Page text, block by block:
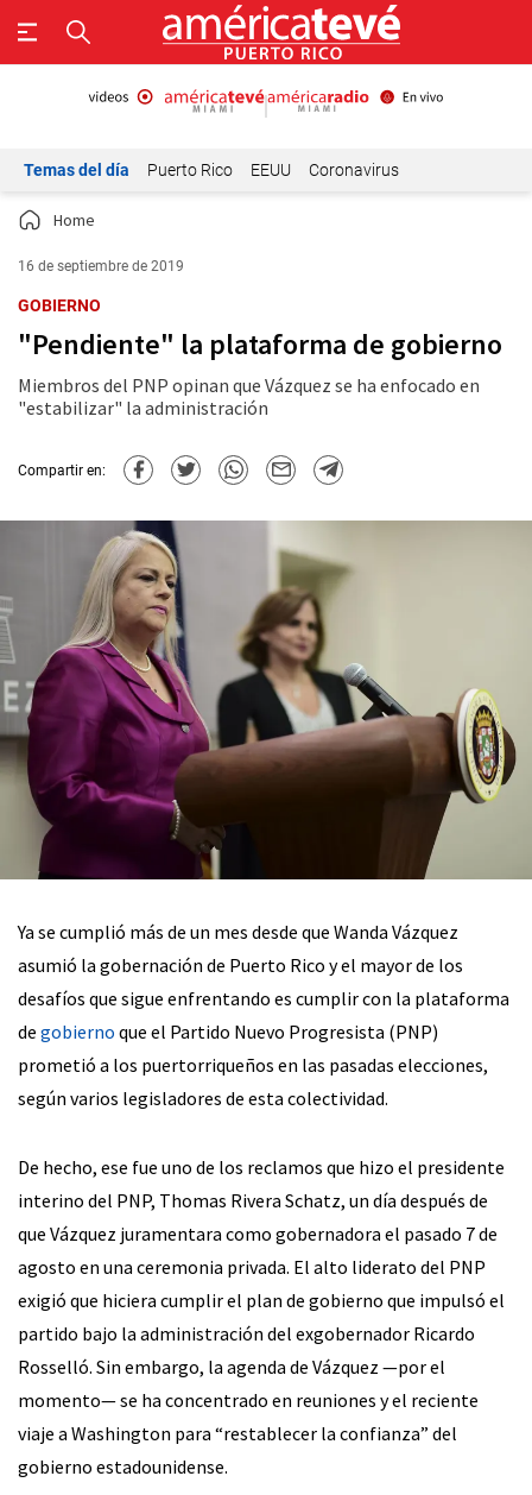
Temas del día Puerto Rico EEUU Coronavirus
Home
16 de septiembre de 2019
GOBIERNO
"Pendiente" la plataforma de gobierno
Miembros del PNP opinan que Vázquez se ha enfocado en
"estabilizar" la administración
Compartir en:
Ya se cumplió más de un mes desde que Wanda Vázquez
asumió la gobernación de Puerto Rico y el mayor de los
desafíos que sigue enfrentando es cumplir con la plataforma
de gobierno que el Partido Nuevo Progresista (PNP)
prometió a los puertorriqueños en las pasadas elecciones,
según varios legisladores de esta colectividad.
De hecho, ese fue uno de los reclamos que hizo el presidente
interino del PNP, Thomas Rivera Schatz, un día después de
que Vázquez juramentara como gobernadora el pasado 7 de
agosto en una ceremonia privada. El alto liderato del PNP
exigió que hiciera cumplir el plan de gobierno que impulsó el
partido bajo la administración del exgobernador Ricardo
Rosselló. Sin embargo, la agenda de Vázquez —por el
momento— se ha concentrado en reuniones y el reciente
viaje a Washington para “restablecer la confianza” del
gobierno estadounidense.